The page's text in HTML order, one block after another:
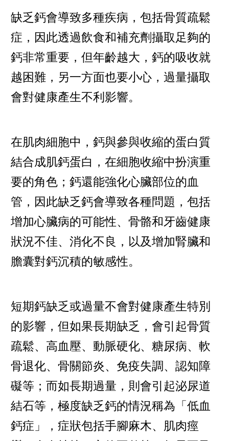
缺乏鈣會導致多種疾病，包括骨質疏鬆
症，因此透過飲食和補充劑攝取足夠的
鈣非常重要，但年齡越大，鈣的吸收就
越困難，另一方面也要小心，過量攝取
會對健康產生不利影響。
在肌肉細胞中，鈣與參與收縮的蛋白質
結合成肌鈣蛋白，在細胞收縮中扮演重
要的角色；鈣還能強化心臟部位的血
管，因此缺乏鈣會導致各種問題，包括
增加心臟病的可能性、骨骼和牙齒健康
狀況不佳、消化不良，以及增加腎臟和
膽囊對鈣沉積的敏感性。
短期鈣缺乏或過量不會對健康產生特別
的影響，但如果長期缺乏，會引起骨質
疏鬆、高血壓、動脈硬化、糖尿病、軟
骨退化、骨關節炎、免疫失調、認知障
礙等；而如長期過量，則會引起泌尿道
結石等，極度缺乏鈣的情況稱為「低血
鈣症」，症狀包括手腳麻木、肌肉痙